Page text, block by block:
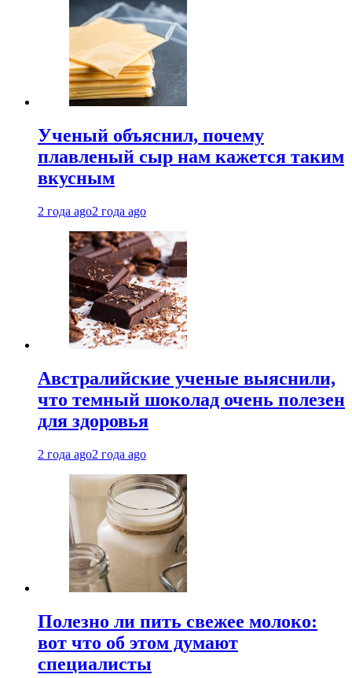
Ученый объяснил, почему
плавленый сыр нам кажется таким
вкусным
2 года ago2 года ago
Австралийские ученые выяснили,
что темный шоколад очень полезен
для здоровья
2 года ago2 года ago
Полезно ли пить свежее молоко:
вот что об этом думают
специалисты